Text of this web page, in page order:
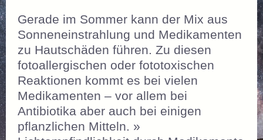
Gerade im Sommer kann der Mix aus
Sonneneinstrahlung und Medikamenten
zu Hautschäden führen. Zu diesen
fotoallergischen oder fototoxischen
Reaktionen kommt es bei vielen
Medikamenten – vor allem bei
Antibiotika aber auch bei einigen
pflanzlichen Mitteln. »